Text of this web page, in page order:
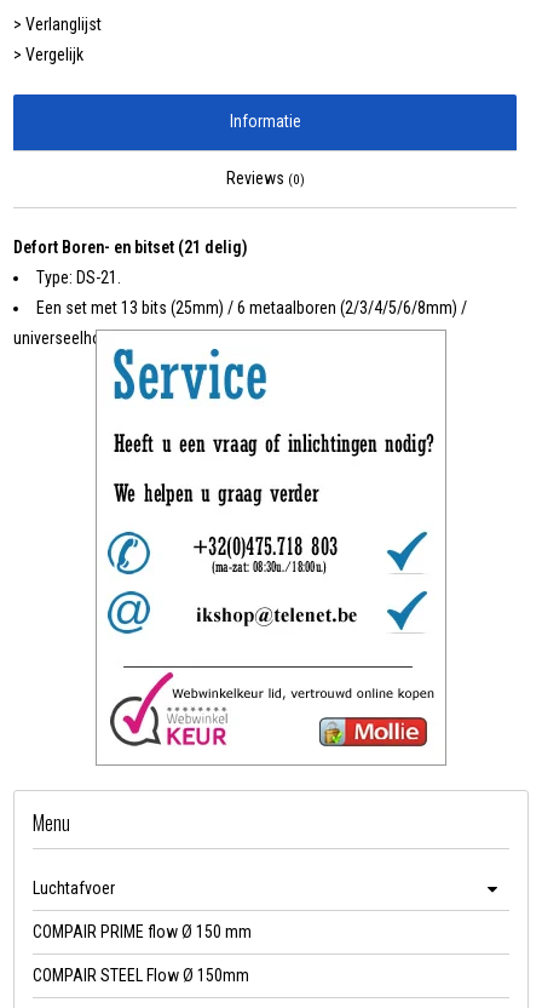
> Verlanglijst
> Vergelijk
Informatie
Reviews (0)
Defort Boren- en bitset (21 delig)
Type: DS-21.
Een set met 13 bits (25mm) / 6 metaalboren (2/3/4/5/6/8mm) /
universeelhouder, adapter
Menu
Luchtafvoer
COMPAIR PRIME flow Ø 150 mm
COMPAIR STEEL Flow Ø 150mm